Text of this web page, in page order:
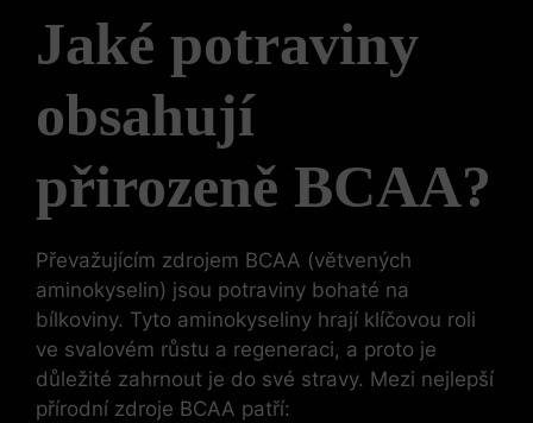
Jaké potraviny
obsahují
přirozeně BCAA?
Převažujícím zdrojem BCAA (větvených
aminokyselin) jsou potraviny bohaté na
bílkoviny. Tyto aminokyseliny hrají klíčovou roli
ve svalovém růstu a regeneraci, a proto je
důležité zahrnout je do své stravy. Mezi nejlepší
přírodní zdroje BCAA patří: